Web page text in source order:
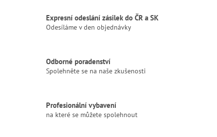
Expresní odeslání zásilek do ČR a SK
Odesíláme v den objednávky
Odborné poradenství
Spolehněte se na naše zkušenosti
Profesionální vybavení
na které se můžete spolehnout